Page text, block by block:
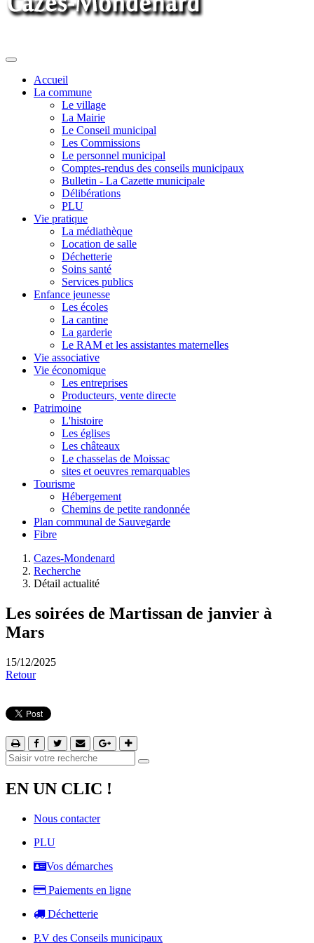
Toggle
navigationAccueil
La commune
Le village
La Mairie
Le Conseil municipal
Les Commissions
Le personnel municipal
Comptes-rendus des conseils municipaux
Bulletin - La Cazette municipale
Délibérations
PLU
Vie pratique
La médiathèque
Location de salle
Déchetterie
Soins santé
Services publics
Enfance jeunesse
Les écoles
La cantine
La garderie
Le RAM et les assistantes maternelles
Vie associative
Vie économique
Les entreprises
Producteurs, vente directe
Patrimoine
L'histoire
Les églises
Les châteaux
Le chasselas de Moissac
sites et oeuvres remarquables
Tourisme
Hébergement
Chemins de petite randonnée
Plan communal de Sauvegarde
Fibre
Cazes-Mondenard
Recherche
Détail actualité
Les soirées de Martissan de janvier à
Mars
15/12/2025
Retour
EN UN CLIC !
Nous contacter
PLU
Vos démarches
Paiements en ligne
Déchetterie
P.V des Conseils municipaux